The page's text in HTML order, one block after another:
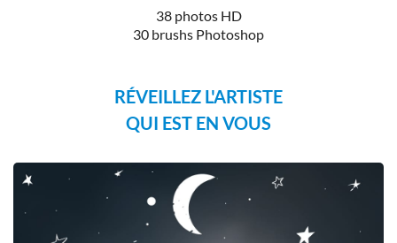
38 photos HD
30 brushs Photoshop
RÉVEILLEZ L'ARTISTE
QUI EST EN VOUS